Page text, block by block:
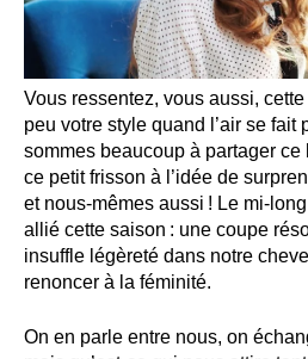
Vous ressentez, vous aussi,
peu votre style quand l’air se fait
sommes beaucoup à partager
ce petit frisson à l’idée de
et nous-mêmes aussi ! Le mi-
allié cette saison : une coupe
insuffle légèreté dans notre
renoncer à la féminité.
On en parle entre nous, on